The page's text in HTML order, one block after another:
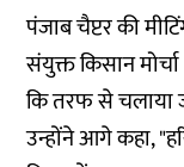
पंजाब चैप्टर की
संयुक्त किसान
कि तरफ से चलाया
उन्होंने आगे कहा,